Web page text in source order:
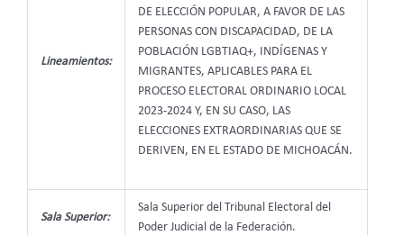
Lineamientos:
DE ELECCIÓN POPULAR, A FAVOR DE LAS
PERSONAS CON DISCAPACIDAD, DE LA
POBLACIÓN LGBTIAQ+, INDÍGENAS Y
MIGRANTES, APLICABLES PARA EL
PROCESO ELECTORAL ORDINARIO LOCAL
2023-2024 Y, EN SU CASO, LAS
ELECCIONES EXTRAORDINARIAS QUE SE
DERIVEN, EN EL ESTADO DE MICHOACÁN.
Sala Superior:
Sala Superior del Tribunal Electoral del
Poder Judicial de la Federación.